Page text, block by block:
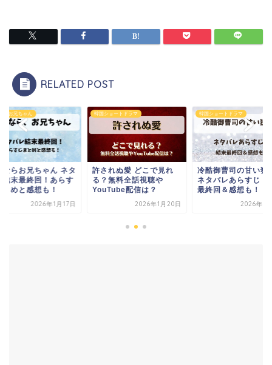
RELATED POST
ョートドラマ
れぬ愛 どこで見れ
無料全話視聴や
配信は？
2026年1月20日
韓国ショートドラマ
冷酷御曹司の甘い独占欲
ネタバレあらすじ！結末
最終回＆感想も！
2026年1月30日
さよならお兄ちゃん
さよならお兄ちゃん
バレ結末最終回！あ
じまとめと感想も！
2026年1